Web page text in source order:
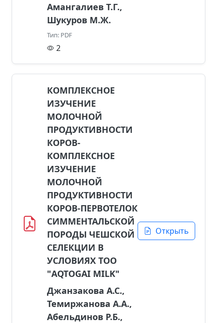
Амангалиев Т.Г.,
Шукуров М.Ж.
Тип: PDF
2
КОМПЛЕКСНОЕ
ИЗУЧЕНИЕ
МОЛОЧНОЙ
ПРОДУКТИВНОСТИ
КОРОВ-
КОМПЛЕКСНОЕ
ИЗУЧЕНИЕ
МОЛОЧНОЙ
ПРОДУКТИВНОСТИ
КОРОВ-ПЕРВОТЕЛОК
СИММЕНТАЛЬСКОЙ
ПОРОДЫ ЧЕШСКОЙ
СЕЛЕКЦИИ В
УСЛОВИЯХ ТОО
"AQTOGAI MILK"
Джанзакова А.С.,
Темиржанова А.А.,
Абельдинов Р.Б.,
Открыть